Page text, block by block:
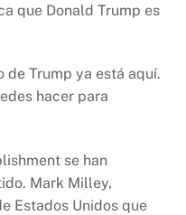
que Donald Trump es
de Trump ya está aquí.
hacer para
se han
Mark Milley,
Estados Unidos que